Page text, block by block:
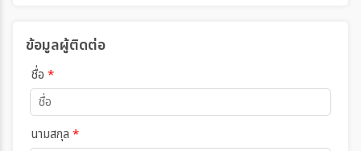
ข้อมูลผู้ติดต่อ
ชื่อ *
นามสกุล *